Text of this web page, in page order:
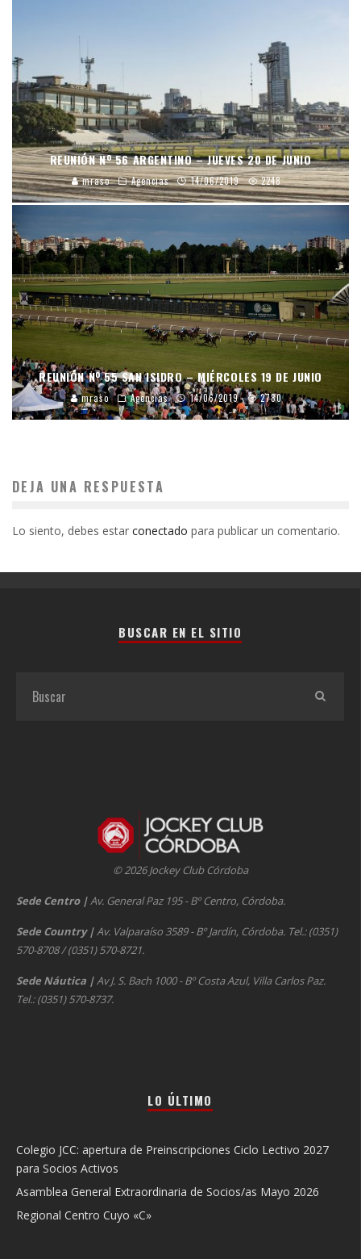
REUNIÓN Nº 56 ARGENTINO – JUEVES 20 DE JUNIO
mraso Agencias 14/06/2019 2248
REUNIÓN Nº 55 SAN ISIDRO – MIÉRCOLES 19 DE JUNIO
mraso Agencias 14/06/2019 2780
DEJA UNA RESPUESTA
Lo siento, debes estar conectado para publicar un comentario.
BUSCAR EN EL SITIO
© 2026 Jockey Club Córdoba
Sede Centro |Av. General Paz 195 - Bº Centro, Córdoba.
Sede Country |Av. Valparaíso 3589 - Bº Jardín, Córdoba. Tel.: (0351)
570-8708 / (0351) 570-8721.
Sede Náutica |Av J. S. Bach 1000 - Bº Costa Azul, Villa Carlos Paz.
Tel.: (0351) 570-8737.
LO ÚLTIMO
Colegio JCC: apertura de Preinscripciones Ciclo Lectivo 2027
para Socios Activos
Asamblea General Extraordinaria de Socios/as Mayo 2026
Regional Centro Cuyo «C»